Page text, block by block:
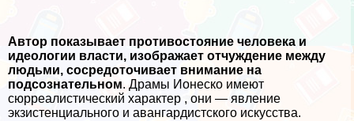
Автор показывает противостояние человека и
идеологии власти, изображает отчуждение между
людьми, сосредоточивает внимание на
подсознательном. Драмы Ионеско имеют
сюрреалистический хаpaктер , они — явление
экзистенциального и авангардистского искусства.